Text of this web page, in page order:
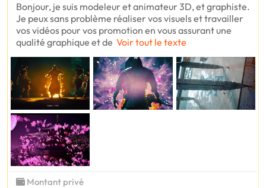
Bonjour, je suis modeleur et animateur 3D, et graphiste.
Je peux sans problème réaliser vos visuels et travailler
vos vidéos pour vos promotion en vous assurant une
qualité graphique et de Voir tout le texte
Montant privé